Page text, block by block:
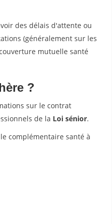
des délais d'attente ou
(généralement sur les
mutuelle santé
?
sur le contrat
de la Loi sénior.
complémentaire santé à